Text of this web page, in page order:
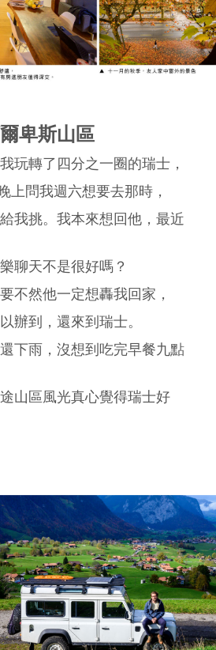
卑斯山區
玩轉了四分之一圈的瑞士，
上問我週六想要去那時，
我挑。我本來想回他，最近
聊天不是很好嗎？
不然他一定想轟我回家，
辦到，還來到瑞士。
下雨，沒想到吃完早餐九點
山區風光真心覺得瑞士好